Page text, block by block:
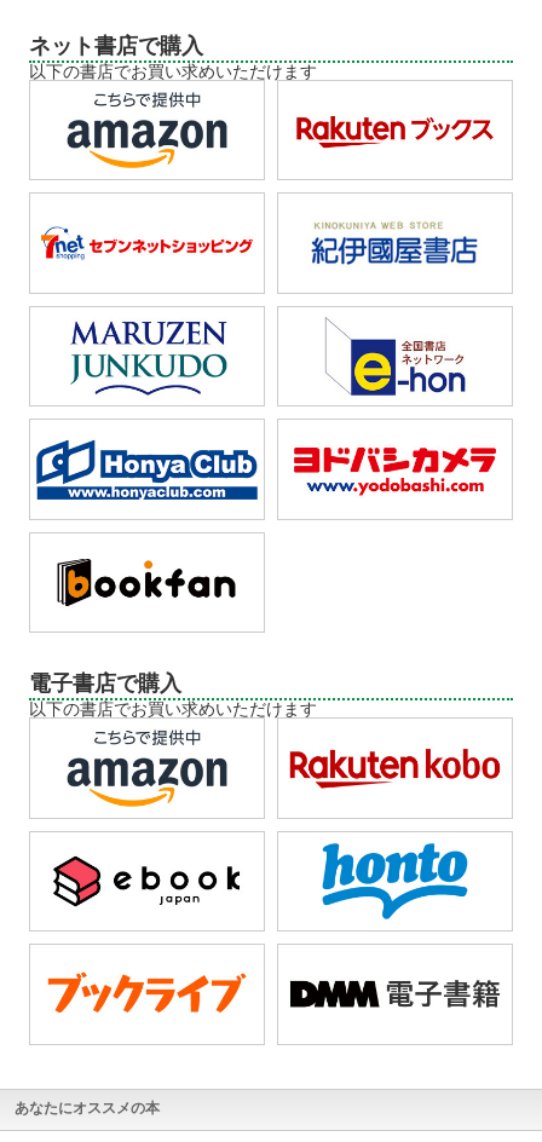
ネット書店で購入
以下の書店でお買い求めいただけます
電子書店で購入
以下の書店でお買い求めいただけます
あなたにオススメの本